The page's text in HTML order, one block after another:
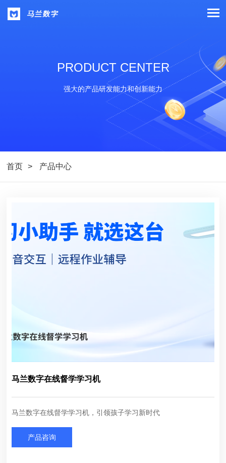
PRODUCT CENTER
强大的产品研发能力和创新能力
首页 产品中心
马兰数字在线督学学习机
马兰数字在线督学学习机，引领孩子学习新时代
产品咨询